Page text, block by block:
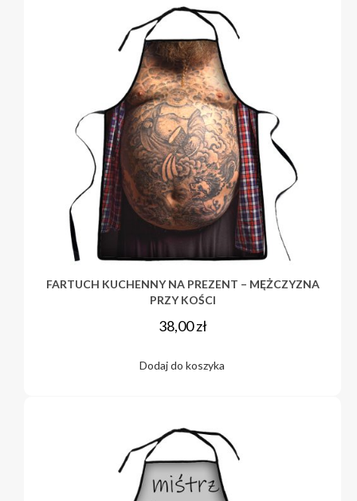
FARTUCH KUCHENNY NA PREZENT – MĘŻCZYZNA
PRZY KOŚCI
38,00zł
Dodaj do koszyka